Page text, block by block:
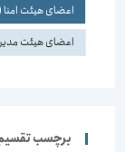
اعضای هیئت امنا (42)
اعضای هیئت مدیره و
برچسب